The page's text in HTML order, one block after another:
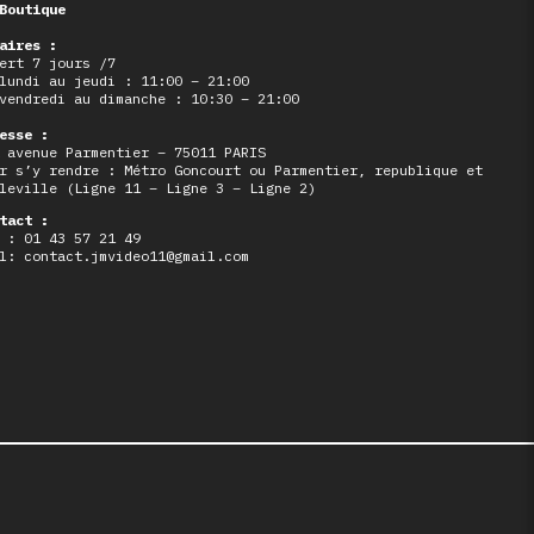
:
7 jours /7
lundi au jeudi : 11:00 – 21:00
au dimanche : 10:30 – 21:00
:
avenue Parmentier – 75011 PARIS
s’y rendre : Métro Goncourt ou Parmentier, republique et
(Ligne 11 – Ligne 3 – Ligne 2)
:
: 01 43 57 21 49
contact.jmvideo11@gmail.com